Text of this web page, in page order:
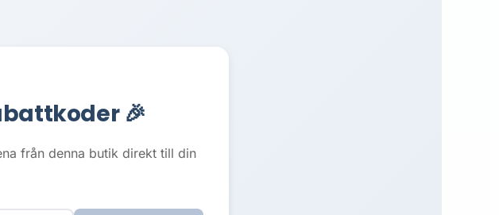
🎉
från denna butik direkt till din